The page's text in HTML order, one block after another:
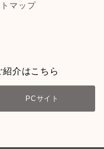
マップ
介はこちら
PCサイト